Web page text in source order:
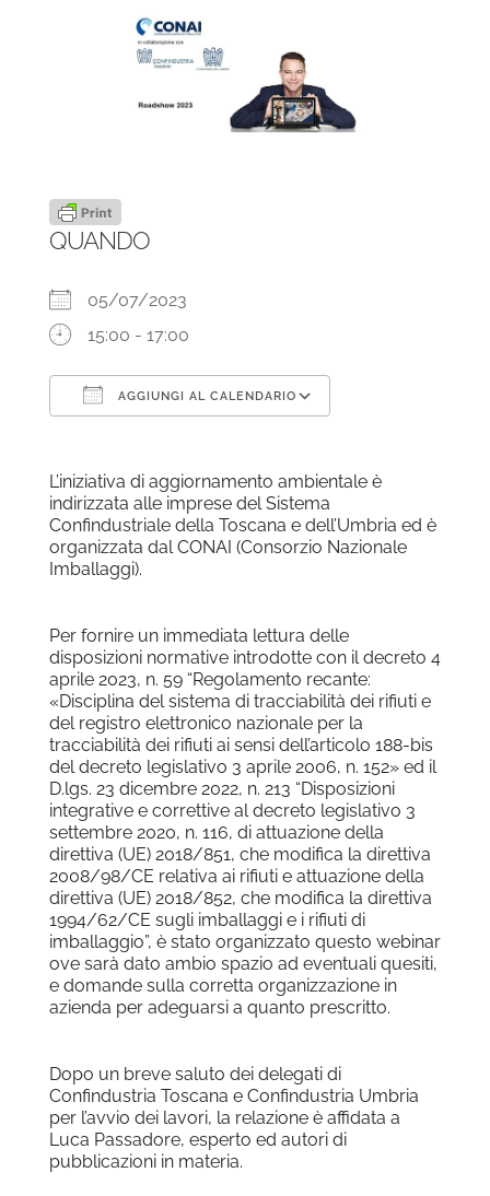
QUANDO
05/07/2023
15:00 - 17:00
AGGIUNGI AL CALENDARIO
L’iniziativa di aggiornamento ambientale è
indirizzata alle imprese del Sistema
Confindustriale della Toscana e dell’Umbria ed è
organizzata dal CONAI (Consorzio Nazionale
Imballaggi).
Per fornire un immediata lettura delle
disposizioni normative introdotte con il decreto 4
aprile 2023, n. 59 “Regolamento recante:
«Disciplina del sistema di tracciabilità dei rifiuti e
del registro elettronico nazionale per la
tracciabilità dei rifiuti ai sensi dell’articolo 188-bis
del decreto legislativo 3 aprile 2006, n. 152» ed il
D.lgs. 23 dicembre 2022, n. 213 “Disposizioni
integrative e correttive al decreto legislativo 3
settembre 2020, n. 116, di attuazione della
direttiva (UE) 2018/851, che modifica la direttiva
2008/98/CE relativa ai rifiuti e attuazione della
direttiva (UE) 2018/852, che modifica la direttiva
1994/62/CE sugli imballaggi e i rifiuti di
imballaggio”, è stato organizzato questo webinar
ove sarà dato ambio spazio ad eventuali quesiti,
e domande sulla corretta organizzazione in
azienda per adeguarsi a quanto prescritto.
Dopo un breve saluto dei delegati di
Confindustria Toscana e Confindustria Umbria
per l’avvio dei lavori, la relazione è affidata a
Luca Passadore, esperto ed autori di
pubblicazioni in materia.